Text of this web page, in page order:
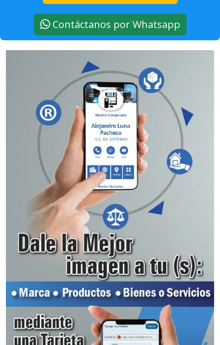
Contáctanos por Whatsapp